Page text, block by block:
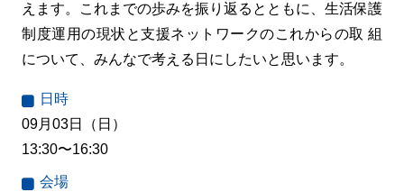
えます。これまでの歩みを振り返るとともに、生活保護
制度運用の現状と支援ネットワークのこれからの取 組
について、みんなで考える日にしたいと思います。
日時
09月03日（日）
13:30〜16:30
会場